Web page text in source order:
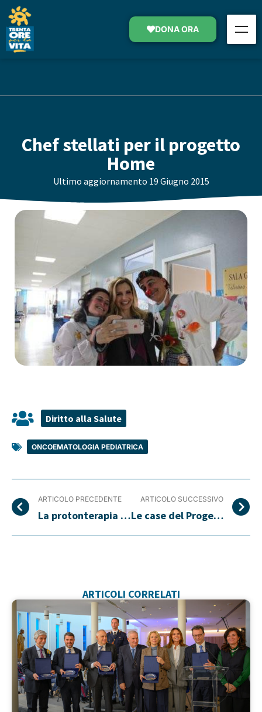
DONA ORA
Chef stellati per il progetto
Home
Ultimo aggiornamento 19 Giugno 2015
Diritto alla Salute
ONCOEMATOLOGIA PEDIATRICA
ARTICOLO PRECEDENTE
La protonterapia allevia le sofferenze dei piccoli malati
ARTICOLO SUCCESSIVO
Le case del Progetto Home stanno nascendo
ARTICOLI CORRELATI